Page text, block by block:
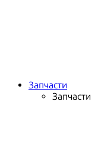
Запчасти
Запчасти